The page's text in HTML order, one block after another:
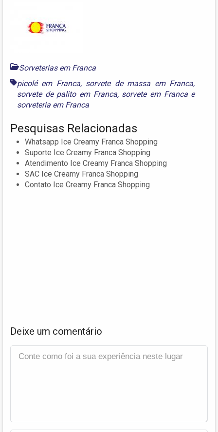
Sorveterias em Franca
picolé em Franca, sorvete de massa em Franca,
sorvete de palito em Franca, sorvete em Francae
sorveteria em Franca
Pesquisas Relacionadas
Whatsapp Ice Creamy Franca Shopping
Suporte Ice Creamy Franca Shopping
Atendimento Ice Creamy Franca Shopping
SAC Ice Creamy Franca Shopping
Contato Ice Creamy Franca Shopping
Deixe um comentário